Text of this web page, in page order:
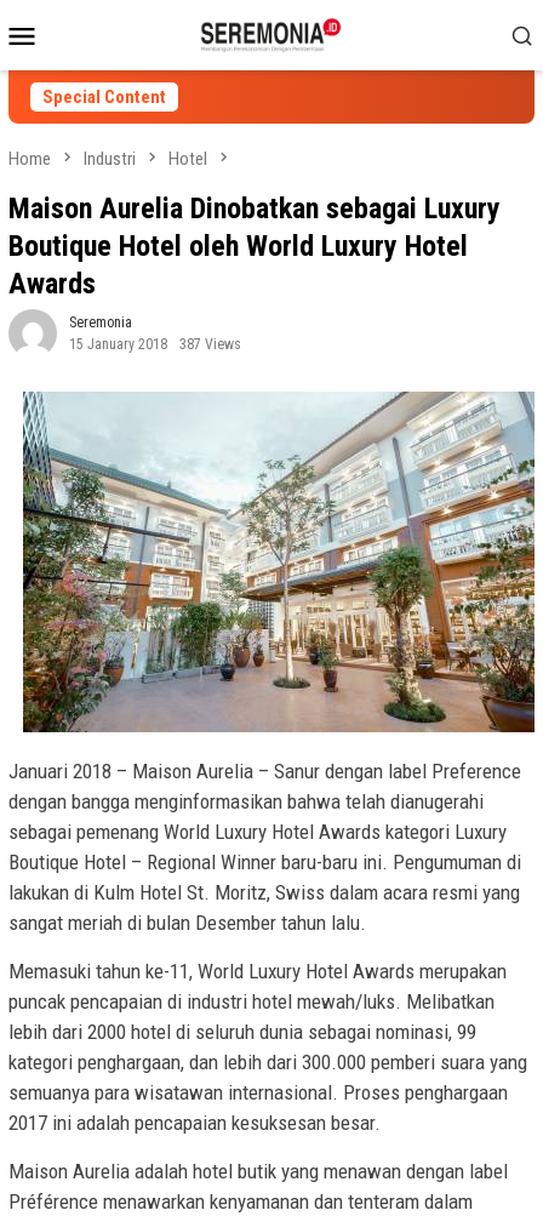
to
contentMenu
Special Content
Home Industri Hotel
Maison Aurelia Dinobatkan sebagai Luxury
Boutique Hotel oleh World Luxury Hotel
Awards
Seremonia
15 January 2018
387 Views
Januari 2018 – Maison Aurelia – Sanur dengan label Preference
dengan bangga menginformasikan bahwa telah dianugerahi
sebagai pemenang World Luxury Hotel Awards kategori Luxury
Boutique Hotel – Regional Winner baru-baru ini. Pengumuman di
lakukan di Kulm Hotel St. Moritz, Swiss dalam acara resmi yang
sangat meriah di bulan Desember tahun lalu.
Memasuki tahun ke-11, World Luxury Hotel Awards merupakan
puncak pencapaian di industri hotel mewah/luks. Melibatkan
lebih dari 2000 hotel di seluruh dunia sebagai nominasi, 99
kategori penghargaan, dan lebih dari 300.000 pemberi suara yang
semuanya para wisatawan internasional. Proses penghargaan
2017 ini adalah pencapaian kesuksesan besar.
Maison Aurelia adalah hotel butik yang menawan dengan label
Préférence menawarkan kenyamanan dan tenteram dalam